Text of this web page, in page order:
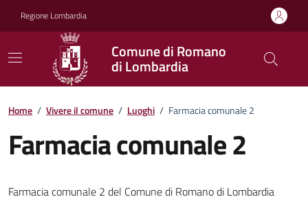
Regione Lombardia
Comune di Romano
di Lombardia
Home / Vivere il comune / Luoghi / Farmacia comunale 2
Farmacia comunale 2
Farmacia comunale 2 del Comune di Romano di Lombardia